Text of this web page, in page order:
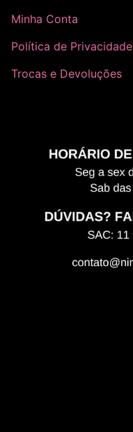
Minha Conta
Política de Privacidade
Trocas e Devoluções